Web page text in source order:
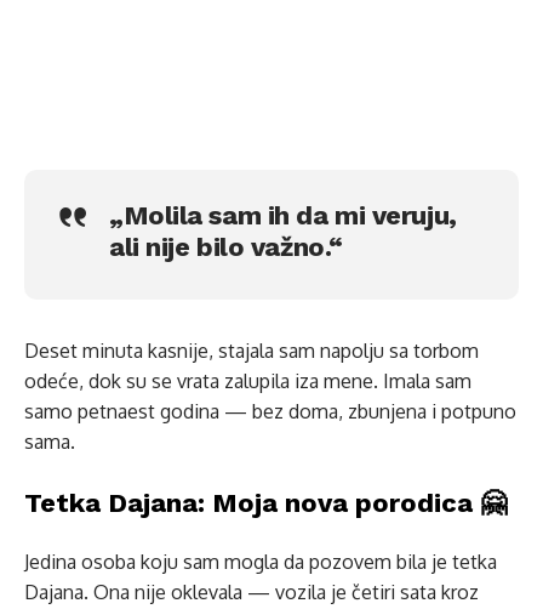
„Molila sam ih da mi veruju,
ali nije bilo važno.“
Deset minuta kasnije, stajala sam napolju sa torbom
odeće, dok su se vrata zalupila iza mene. Imala sam
samo petnaest godina — bez doma, zbunjena i potpuno
sama.
Tetka Dajana: Moja nova porodica 🤗
Jedina osoba koju sam mogla da pozovem bila je tetka
Dajana. Ona nije oklevala — vozila je četiri sata kroz